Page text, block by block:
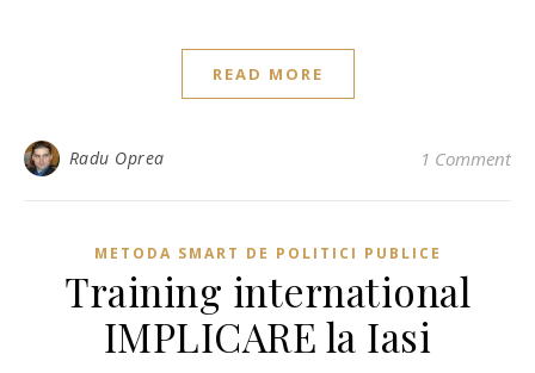
READ MORE
Radu Oprea 1 Comment
METODA SMART DE POLITICI PUBLICE
Training international
IMPLICARE la Iasi